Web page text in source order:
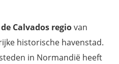
Calvados regiovan
historische havenstad.
in Normandië heeft